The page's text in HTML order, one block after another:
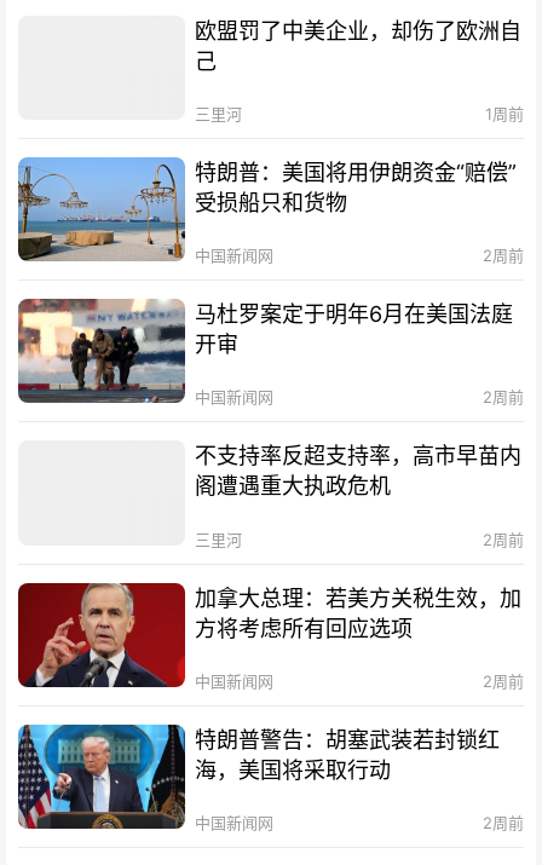
欧盟罚了中美企业，却伤了欧洲自
己
三里河 1周前
特朗普：美国将用伊朗资金“赔偿”
受损船只和货物
中国新闻网 2周前
马杜罗案定于明年6月在美国法庭
开审
中国新闻网 2周前
不支持率反超支持率，高市早苗内
阁遭遇重大执政危机
三里河 2周前
加拿大总理：若美方关税生效，加
方将考虑所有回应选项
中国新闻网 2周前
特朗普警告：胡塞武装若封锁红
海，美国将采取行动
中国新闻网 2周前